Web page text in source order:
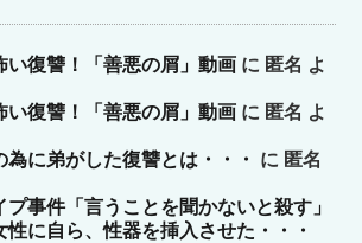
い復讐！「善悪の屑」動画 に 匿名 よ
い復讐！「善悪の屑」動画 に 匿名 よ
に弟がした復讐とは・・・
に 匿名
事件「言うことを聞かないと殺す」
性に自ら、性器を挿入させた・・・